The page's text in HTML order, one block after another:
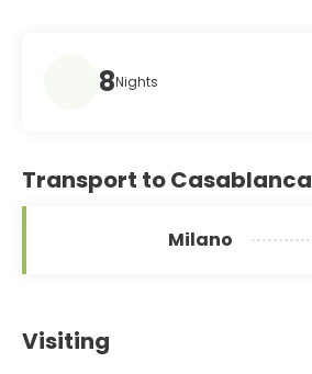
8Nights
Transport to Casablanca
Milano
Visiting